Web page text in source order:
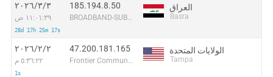
٣‏/٣‏/٢٠٢٦
١١:٠١:٣٩ ص
28d 17h 25m 17s
185.194.8.50
BROADBAND-SUBSCRIBERS
العراق
Basra
٢‏/٢‏/٢٠٢٦
٥:٣٦:٢٢ م
1s
47.200.181.165
Frontier Communications Solutions
الولايات المتحدة
Tampa